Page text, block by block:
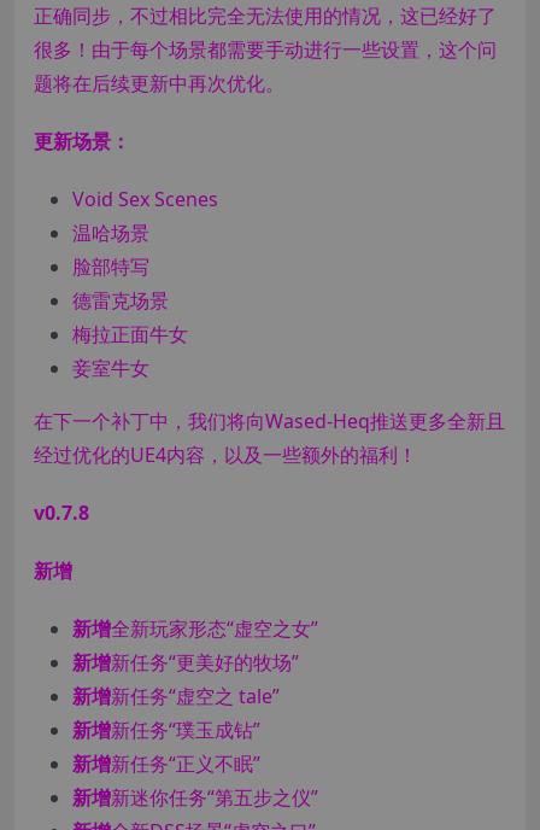
正确同步，不过相比完全无法使用的情况，这已经好了
很多！由于每个场景都需要手动进行一些设置，这个问
题将在后续更新中再次优化。
更新场景：
Void Sex Scenes
温哈场景
脸部特写
德雷克场景
梅拉正面牛女
妾室牛女
在下一个补丁中，我们将向Wased-Heq推送更多全新且
经过优化的UE4内容，以及一些额外的福利！
v0.7.8
新增
新增全新玩家形态“虚空之女”
新增新任务“更美好的牧场”
新增新任务“虚空之 tale”
新增新任务“璞玉成钻”
新增新任务“正义不眠”
新增新迷你任务“第五步之仪”